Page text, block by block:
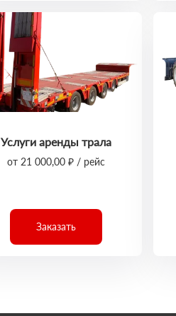
Услуги аренды трала
от 21 000,00 ₽ / рейс
Заказать